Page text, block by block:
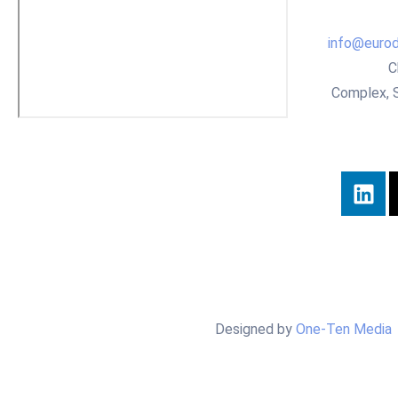
Complex,
Designed byOne-Ten Media